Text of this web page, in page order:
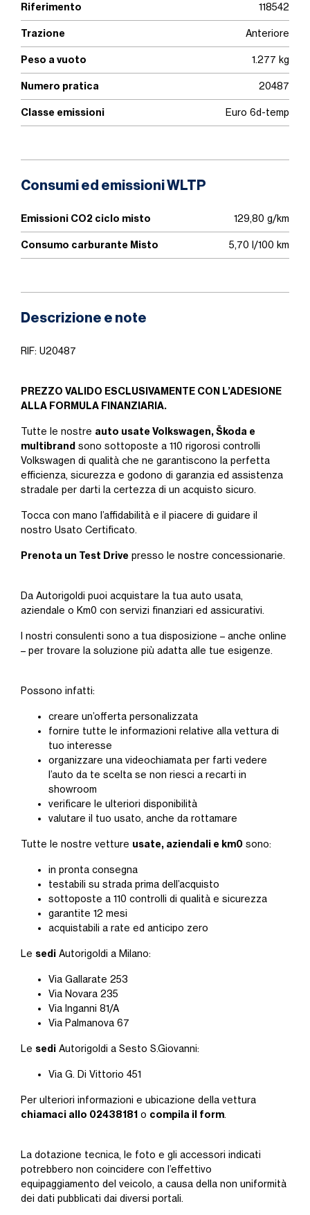
Riferimento 118542
Trazione Anteriore
Peso a vuoto 1.277 kg
Numero pratica 20487
Classe emissioni Euro 6d-temp
Consumi ed emissioni WLTP
Emissioni CO2 ciclo misto 129,80 g/km
Consumo carburante Misto 5,70 l/100 km
Descrizione e note
RIF: U20487
PREZZO VALIDO ESCLUSIVAMENTE CON L’ADESIONE
ALLA FORMULA FINANZIARIA.
Tutte le nostre auto usate Volkswagen, Škoda e
multibrand sono sottoposte a 110 rigorosi controlli
Volkswagen di qualità che ne garantiscono la perfetta
efficienza, sicurezza e godono di garanzia ed assistenza
stradale per darti la certezza di un acquisto sicuro.
Tocca con mano l’affidabilità e il piacere di guidare il
nostro Usato Certificato.
Prenota un Test Drive presso le nostre concessionarie.
Da Autorigoldi puoi acquistare la tua auto usata,
aziendale o Km0 con servizi finanziari ed assicurativi.
I nostri consulenti sono a tua disposizione – anche online
– per trovare la soluzione più adatta alle tue esigenze.
Possono infatti:
creare un’offerta personalizzata
fornire tutte le informazioni relative alla vettura di
tuo interesse
organizzare una videochiamata per farti vedere
l’auto da te scelta se non riesci a recarti in
showroom
verificare le ulteriori disponibilità
valutare il tuo usato, anche da rottamare
Tutte le nostre vetture usate, aziendali e km0 sono:
in pronta consegna
testabili su strada prima dell’acquisto
sottoposte a 110 controlli di qualità e sicurezza
garantite 12 mesi
acquistabili a rate ed anticipo zero
Le sedi Autorigoldi a Milano:
Via Gallarate 253
Via Novara 235
Via Inganni 81/A
Via Palmanova 67
Le sedi Autorigoldi a Sesto S.Giovanni:
Via G. Di Vittorio 451
Per ulteriori informazioni e ubicazione della vettura
chiamaci allo 02438181 o compila il form.
La dotazione tecnica, le foto e gli accessori indicati
potrebbero non coincidere con l’effettivo
equipaggiamento del veicolo, a causa della non uniformità
dei dati pubblicati dai diversi portali.